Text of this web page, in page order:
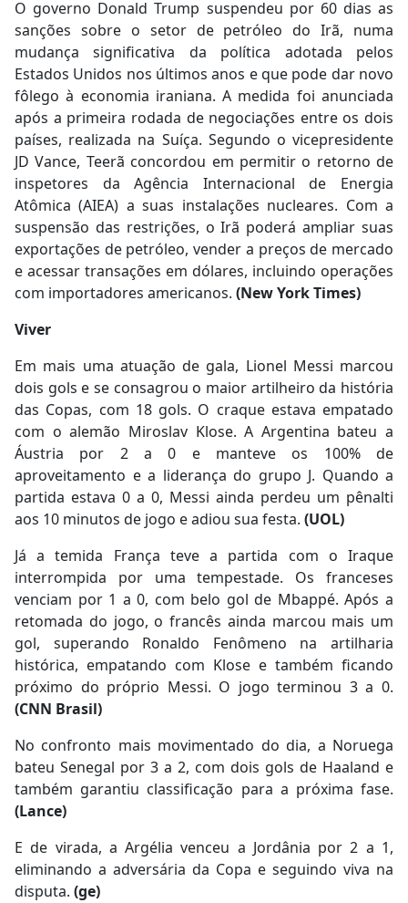
O governo Donald Trump suspendeu por 60 dias as
sanções sobre o setor de petróleo do Irã, numa
mudança significativa da política adotada pelos
Estados Unidos nos últimos anos e que pode dar novo
fôlego à economia iraniana. A medida foi anunciada
após a primeira rodada de negociações entre os dois
países, realizada na Suíça. Segundo o vicepresidente
JD Vance, Teerã concordou em permitir o retorno de
inspetores da Agência Internacional de Energia
Atômica (AIEA) a suas instalações nucleares. Com a
suspensão das restrições, o Irã poderá ampliar suas
exportações de petróleo, vender a preços de mercado
e acessar transações em dólares, incluindo operações
com importadores americanos. (New York Times)
Viver
Em mais uma atuação de gala, Lionel Messi marcou
dois gols e se consagrou o maior artilheiro da história
das Copas, com 18 gols. O craque estava empatado
com o alemão Miroslav Klose. A Argentina bateu a
Áustria por 2 a 0 e manteve os 100% de
aproveitamento e a liderança do grupo J. Quando a
partida estava 0 a 0, Messi ainda perdeu um pênalti
aos 10 minutos de jogo e adiou sua festa. (UOL)
Já a temida França teve a partida com o Iraque
interrompida por uma tempestade. Os franceses
venciam por 1 a 0, com belo gol de Mbappé. Após a
retomada do jogo, o francês ainda marcou mais um
gol, superando Ronaldo Fenômeno na artilharia
histórica, empatando com Klose e também ficando
próximo do próprio Messi. O jogo terminou 3 a 0.
(CNN Brasil)
No confronto mais movimentado do dia, a Noruega
bateu Senegal por 3 a 2, com dois gols de Haaland e
também garantiu classificação para a próxima fase.
(Lance)
E de virada, a Argélia venceu a Jordânia por 2 a 1,
eliminando a adversária da Copa e seguindo viva na
disputa. (ge)